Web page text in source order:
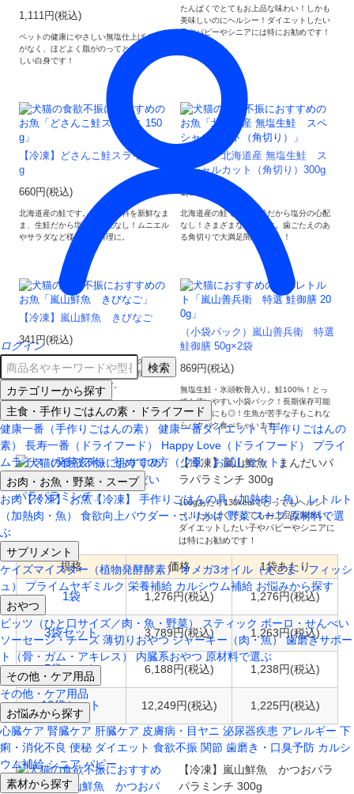
ログイン
検索
カテゴリーから探す
主食・手作りごはんの素・ドライフード
健康一番（手作りごはんの素）
健康一番ダイエット（手作りごはんの
素）
長寿一番（ドライフード） Happy Love（ドライフード）
プライ
ムライス（発芽玄米） 初めての方（少量・お試しセット）
お肉・お魚・野菜・スープ
お肉【冷凍】 お魚【冷凍】 手作りごはんの具（加熱肉・魚） レトルト
（加熱肉・魚）
食欲向上パウダー・ふりかけ 野菜 スープ 原材料で選
ぶ
サプリメント
ケイズマイスター（植物発酵酵素） オメガ3オイル（えごま・フィッシ
ュ）
プライムヤギミルク 栄養補給 カルシウム補給 お悩みから探す
おやつ
ビッツ（ひと口サイズ／肉・魚・野菜） スティック ボーロ・せんべい
ソーセージ・チーズ 薄切りおやつ ジャーキー（肉・魚） 歯磨きサポー
ト（骨・ガム・アキレス）
内臓系おやつ 原材料で選ぶ
その他・ケア用品
その他・ケア用品
お悩みから探す
心臓ケア 腎臓ケア 肝臓ケア 皮膚病・目ヤニ 泌尿器疾患 アレルギー 下
痢・消化不良 便秘 ダイエット 食欲不振 関節 歯磨き・口臭予防 カルシ
ウム補給 シニア パピー
素材から探す
1,111円(税込)
ペットの健康にやさしい無塩仕上げ！クセ
がなく、ほどよく脂がのってとっても美味
しい白身です！
たんぱくでとてもお上品な味わい！しかも
美味しいのにヘルシー！ダイエットしたい
子やパピーやシニアには特にお勧めです！
【冷凍】どさんこ鮭スライス 150
g
660円(税込)
北海道産の鮭です。新鮮な原料を新鮮なま
ま、生鮭だから塩分の心配なし！ムニエル
やサラダなど様々なお料理に。
【冷凍】北海道産 無塩生鮭 ス
ペシャルカット（角切り）300g
1,320円(税込)
北海道産の鮭です。生鮭だから塩分の心配
なし！さまざまなお料理に。歯ごたえのあ
る角切りで大満足間違い無し！
【冷凍】嵐山鮮魚 きびなご
341円(税込)
新鮮なきびなごを、丸ごと一匹そのまま！
スタッフ猫も飛びつく美味しさ！使う分だ
け取り出せるので便利です。
（小袋パック）嵐山善兵衛 特選
鮭御膳 50g×2袋
869円(税込)
無塩生鮭・氷頭軟骨入り。鮭100%！とっ
ても使いやすい小袋パック！長期保存可能
で非常食にも◎！生魚が苦手な子もこれな
らパクパク食べちゃいます！
【冷凍】嵐山鮮魚 まんだいパ
ラパラミンチ 300g
100gあたり130kcalでとってもヘルシ
ー！たんぱくでとてもお上品な味わい。
ダイエットしたい子やパピーやシニアに
は特にお勧めです！
規格 価格 1袋あたり
1袋 1,276円(税込) 1,276円(税込)
3袋セット 3,789円(税込) 1,263円(税込)
5袋セット 6,188円(税込) 1,238円(税込)
10袋セット 12,249円(税込) 1,225円(税込)
【冷凍】嵐山鮮魚 かつおパラ
パラミンチ 300g